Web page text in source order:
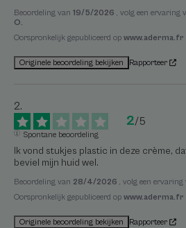
Beoordeling van 19/5/2026 , volg een ervaring
O.
Oorspronkelijk gepubliceerd op
Originele beoordeling bekijken Rapporteer
2/5
Spontane beoordeling
Ik vond stukjes plastic in deze crème,
beviel mijn huid wel.
Beoordeling van 28/4/2026 , volg een ervaring
Oorspronkelijk gepubliceerd op
Originele beoordeling bekijken Rapporteer